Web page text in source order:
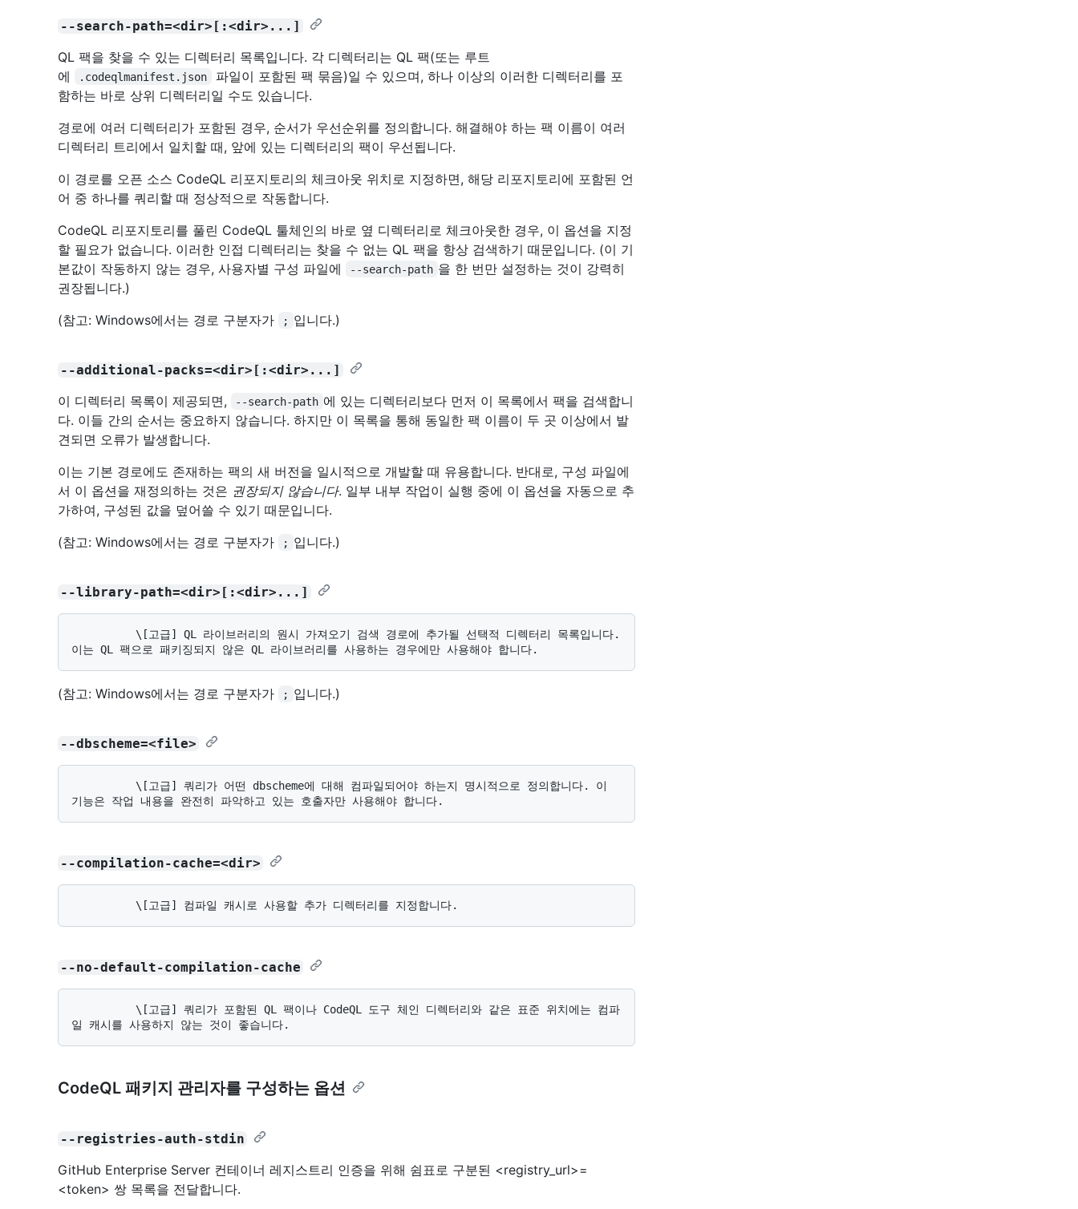
--search-path=<dir>[:<dir>...]
QL 팩을 찾을 수 있는 디렉터리 목록입니다. 각 디렉터리는 QL 팩(또는 루트
에
.codeqlmanifest.json
파일이 포함된 팩 묶음)일 수 있으며, 하나 이상의 이러한 디렉터리를 포
함하는 바로 상위 디렉터리일 수도 있습니다.
경로에 여러 디렉터리가 포함된 경우, 순서가 우선순위를 정의합니다. 해결해야 하는 팩 이름이 여러
디렉터리 트리에서 일치할 때, 앞에 있는 디렉터리의 팩이 우선됩니다.
이 경로를 오픈 소스 CodeQL 리포지토리의 체크아웃 위치로 지정하면, 해당 리포지토리에 포함된 언
어 중 하나를 쿼리할 때 정상적으로 작동합니다.
CodeQL 리포지토리를 풀린 CodeQL 툴체인의 바로 옆 디렉터리로 체크아웃한 경우, 이 옵션을 지정
할 필요가 없습니다. 이러한 인접 디렉터리는 찾을 수 없는 QL 팩을 항상 검색하기 때문입니다. (이 기
본값이 작동하지 않는 경우, 사용자별 구성 파일에
--search-path 을 한 번만 설정하는 것이 강력히
권장됩니다.)
(참고: Windows에서는 경로 구분자가
; 입니다.)
--additional-packs=<dir>[:<dir>...]
이 디렉터리 목록이 제공되면, --search-path 에 있는 디렉터리보다 먼저 이 목록에서 팩을 검색합니
다. 이들 간의 순서는 중요하지 않습니다. 하지만 이 목록을 통해 동일한 팩 이름이 두 곳 이상에서 발
견되면 오류가 발생합니다.
이는 기본 경로에도 존재하는 팩의 새 버전을 일시적으로 개발할 때 유용합니다. 반대로, 구성 파일에
서 이 옵션을 재정의하는 것은 권장되지 않습니다. 일부 내부 작업이 실행 중에 이 옵션을 자동으로 추
가하여, 구성된 값을 덮어쓸 수 있기 때문입니다.
(참고: Windows에서는 경로 구분자가
; 입니다.)
--library-path=<dir>[:<dir>...]
(참고: Windows에서는 경로 구분자가 ; 입니다.)
--dbscheme=<file>
--compilation-cache=<dir>
--no-default-compilation-cache
CodeQL 패키지 관리자를 구성하는 옵션
--registries-auth-stdin
GitHub Enterprise Server 컨테이너 레지스트리 인증을 위해 쉼표로 구분된 <registry_url>=
<token> 쌍 목록을 전달합니다.